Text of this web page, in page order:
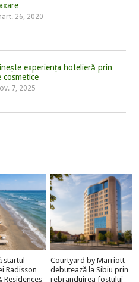
26, 2020
experiența hotelieră prin
cosmetice
7, 2025
startul
Radisson
Residences
Courtyard by Marriott
debutează la Sibiu prin
rebranduirea fostului